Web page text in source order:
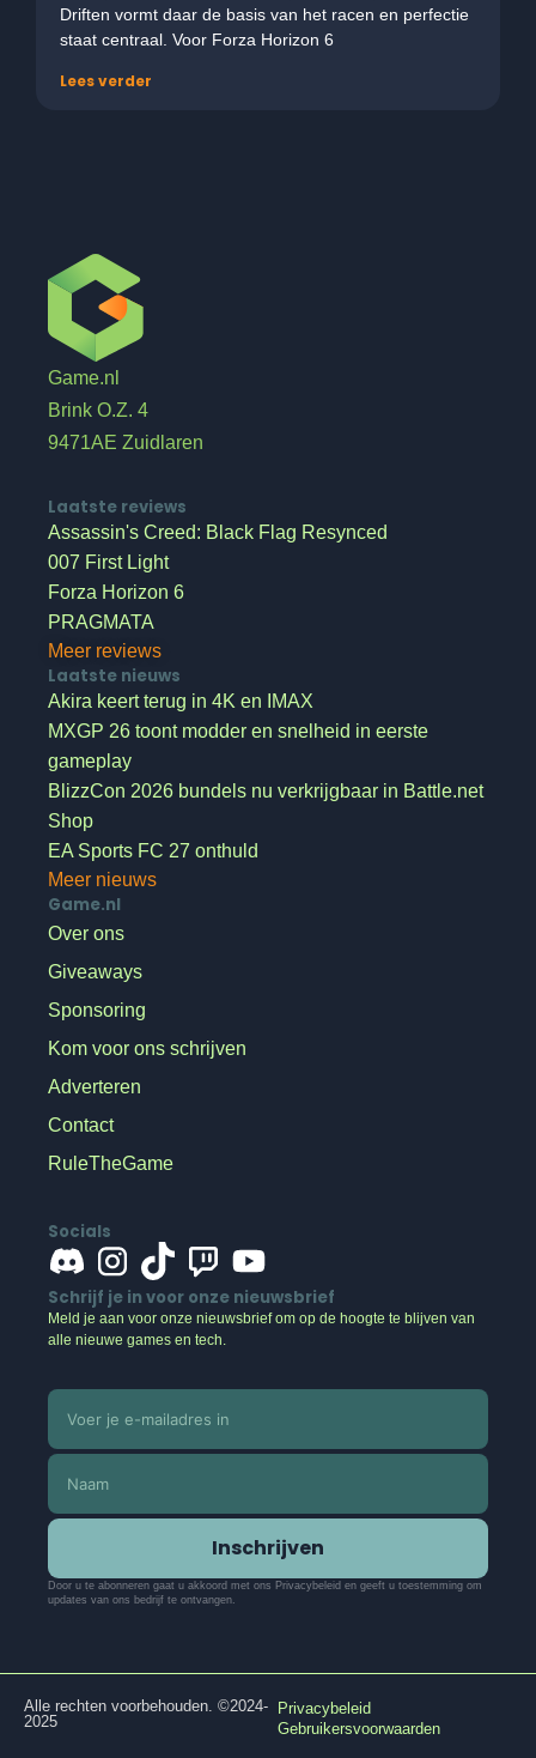
Driften vormt daar de basis van het racen en perfectie
staat centraal. Voor Forza Horizon 6
Lees verder
Game.nl
Brink O.Z. 4
9471AE Zuidlaren
Laatste reviews
Assassin's Creed: Black Flag Resynced
007 First Light
Forza Horizon 6
PRAGMATA
Meer reviews
Laatste nieuws
Akira keert terug in 4K en IMAX
MXGP 26 toont modder en snelheid in eerste
gameplay
BlizzCon 2026 bundels nu verkrijgbaar in Battle.net
Shop
EA Sports FC 27 onthuld
Meer nieuws
Game.nl
Over ons
Giveaways
Sponsoring
Kom voor ons schrijven
Adverteren
Contact
RuleTheGame
Socials
Schrijf je in voor onze nieuwsbrief
Meld je aan voor onze nieuwsbrief om op de hoogte te blijven van
alle nieuwe games en tech.
Inschrijven
Door u te abonneren gaat u akkoord met ons Privacybeleid en geeft u toestemming om
updates van ons bedrijf te ontvangen.
Alle rechten voorbehouden. ©2024-
2025
Privacybeleid
Gebruikersvoorwaarden